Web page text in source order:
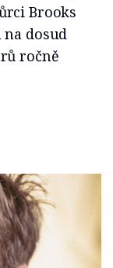
Brooks
dosud
ročně